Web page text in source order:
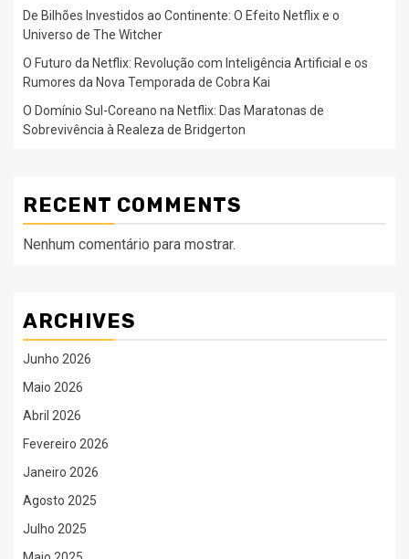
De Bilhões Investidos ao Continente: O Efeito Netflix e o
Universo de The Witcher
O Futuro da Netflix: Revolução com Inteligência Artificial e os
Rumores da Nova Temporada de Cobra Kai
O Domínio Sul-Coreano na Netflix: Das Maratonas de
Sobrevivência à Realeza de Bridgerton
RECENT COMMENTS
Nenhum comentário para mostrar.
ARCHIVES
Junho 2026
Maio 2026
Abril 2026
Fevereiro 2026
Janeiro 2026
Agosto 2025
Julho 2025